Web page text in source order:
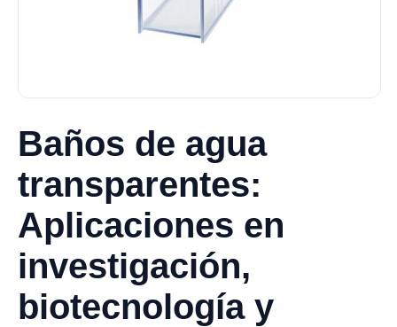
Baños de agua
transparentes:
Aplicaciones en
investigación,
biotecnología y